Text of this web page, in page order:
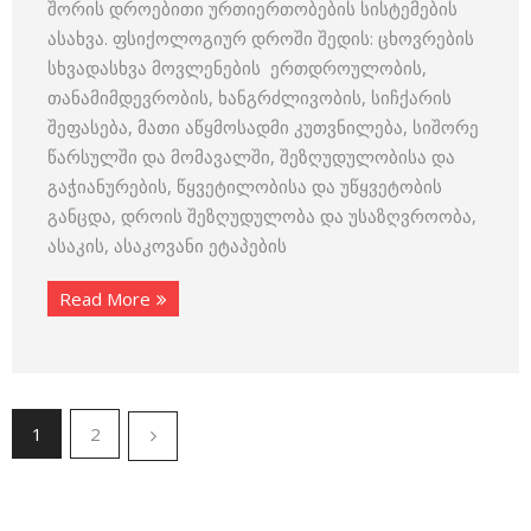
შორის დროებითი ურთიერთობების სისტემების
ასახვა. ფსიქოლოგიურ დროში შედის: ცხოვრების
სხვადასხვა მოვლენების ერთდროულობის,
თანამიმდევრობის, ხანგრძლივობის, სიჩქარის
შეფასება, მათი აწყმოსადმი კუთვნილება, სიშორე
წარსულში და მომავალში, შეზღუდულობისა და
გაჭიანურების, წყვეტილობისა და უწყვეტობის
განცდა, დროის შეზღუდულობა და უსაზღვროობა,
ასაკის, ასაკოვანი ეტაპების
Read More
1 2